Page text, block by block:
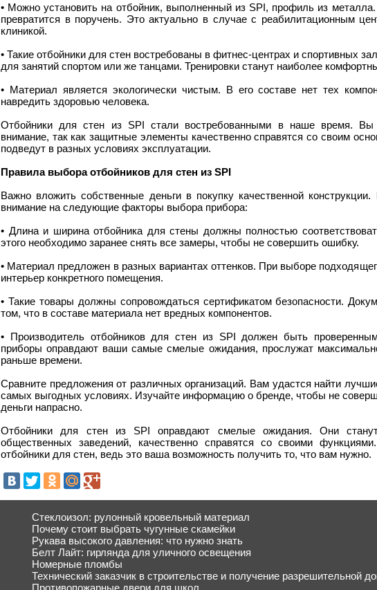
• Можно установить на отбойник, выполненный из SPI, профиль из металла.
превратится в поручень. Это актуально в случае с реабилитационным
клиникой.
• Такие отбойники для стен востребованы в фитнес-центрах и спортивных
для занятий спортом или же танцами. Тренировки станут наиболее
• Материал является экологически чистым. В его составе нет тех
навредить здоровью человека.
Отбойники для стен из SPI стали востребованными в наше время. Вы
внимание, так как защитные элементы качественно справятся со своим
подведут в разных условиях эксплуатации.
Правила выбора отбойников для стен из SPI
Важно вложить собственные деньги в покупку качественной
внимание на следующие факторы выбора прибора:
• Длина и ширина отбойника для стены должны полностью
этого необходимо заранее снять все замеры, чтобы не совершить ошибку.
• Материал предложен в разных вариантах оттенков. При выборе
интерьер конкретного помещения.
• Такие товары должны сопровождаться сертификатом безопасности.
том, что в составе материала нет вредных компонентов.
• Производитель отбойников для стен из SPI должен быть
приборы оправдают ваши самые смелые ожидания, прослужат
раньше времени.
Сравните предложения от различных организаций. Вам удастся найти
самых выгодных условиях. Изучайте информацию о бренде, чтобы не
деньги напрасно.
Отбойники для стен из SPI оправдают смелые ожидания. Они
общественных заведений, качественно справятся со своими
отбойники для стен, ведь это ваша возможность получить то, что вам нужно.
Стеклоизол: рулонный кровельный материал
Почему стоит выбрать чугунные скамейки
Рукава высокого давления: что нужно знать
Белт Лайт: гирлянда для уличного освещения
Номерные пломбы
Технический заказчик в строительстве и получение разрешительной
Противопожарные двери для школ